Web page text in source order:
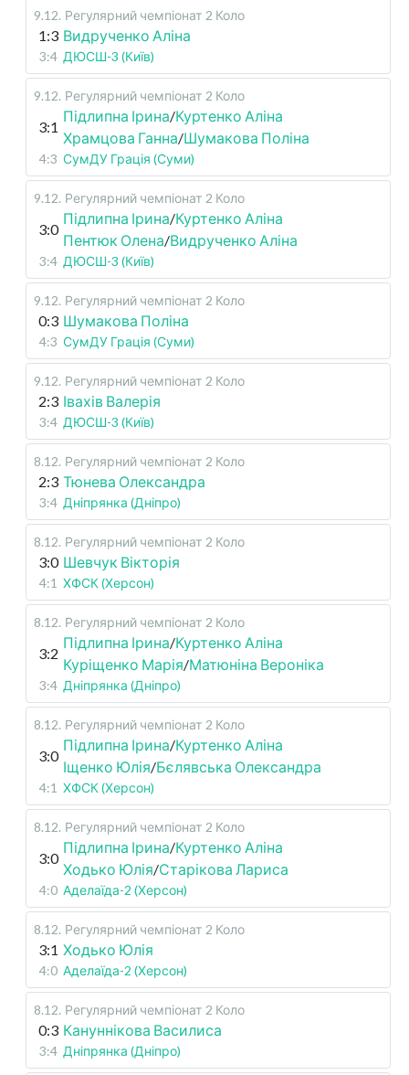
9.12. Регулярний чемпіонат 2 Коло
1:3 Видрученко Аліна
3:4 ДЮСШ-3 (Київ)
9.12. Регулярний чемпіонат 2 Коло
3:1
Підлипна Ірина/Куртенко Аліна
Храмцова Ганна/Шумакова Поліна
4:3 СумДУ Грація (Суми)
9.12. Регулярний чемпіонат 2 Коло
3:0
Підлипна Ірина/Куртенко Аліна
Пентюк Олена/Видрученко Аліна
3:4 ДЮСШ-3 (Київ)
9.12. Регулярний чемпіонат 2 Коло
0:3 Шумакова Поліна
4:3 СумДУ Грація (Суми)
9.12. Регулярний чемпіонат 2 Коло
2:3 Івахів Валерія
3:4 ДЮСШ-3 (Київ)
8.12. Регулярний чемпіонат 2 Коло
2:3 Тюнева Олександра
3:4 Дніпрянка (Дніпро)
8.12. Регулярний чемпіонат 2 Коло
3:0 Шевчук Вікторія
4:1 ХФСК (Херсон)
8.12. Регулярний чемпіонат 2 Коло
3:2
Підлипна Ірина/Куртенко Аліна
Куріщенко Марія/Матюніна Вероніка
3:4 Дніпрянка (Дніпро)
8.12. Регулярний чемпіонат 2 Коло
3:0
Підлипна Ірина/Куртенко Аліна
Іщенко Юлія/Бєлявська Олександра
4:1 ХФСК (Херсон)
8.12. Регулярний чемпіонат 2 Коло
3:0
Підлипна Ірина/Куртенко Аліна
Ходько Юлія/Старікова Лариса
4:0 Аделаїда-2 (Херсон)
8.12. Регулярний чемпіонат 2 Коло
3:1 Ходько Юлія
4:0 Аделаїда-2 (Херсон)
8.12. Регулярний чемпіонат 2 Коло
0:3 Кануннікова Василиса
3:4 Дніпрянка (Дніпро)